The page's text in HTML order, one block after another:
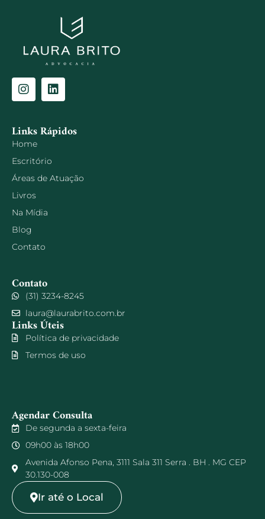
Links Rápidos
Home
Escritório
Áreas de Atuação
Livros
Na Mídia
Blog
Contato
Contato
(31) 3234-8245
laura@laurabrito.com.br
Links Úteis
Política de privacidade
Termos de uso
Agendar Consulta
De segunda a sexta-feira
09h00 às 18h00
Avenida Afonso Pena, 3111 Sala 311 Serra . BH . MG CEP
30.130-008
Ir até o Local